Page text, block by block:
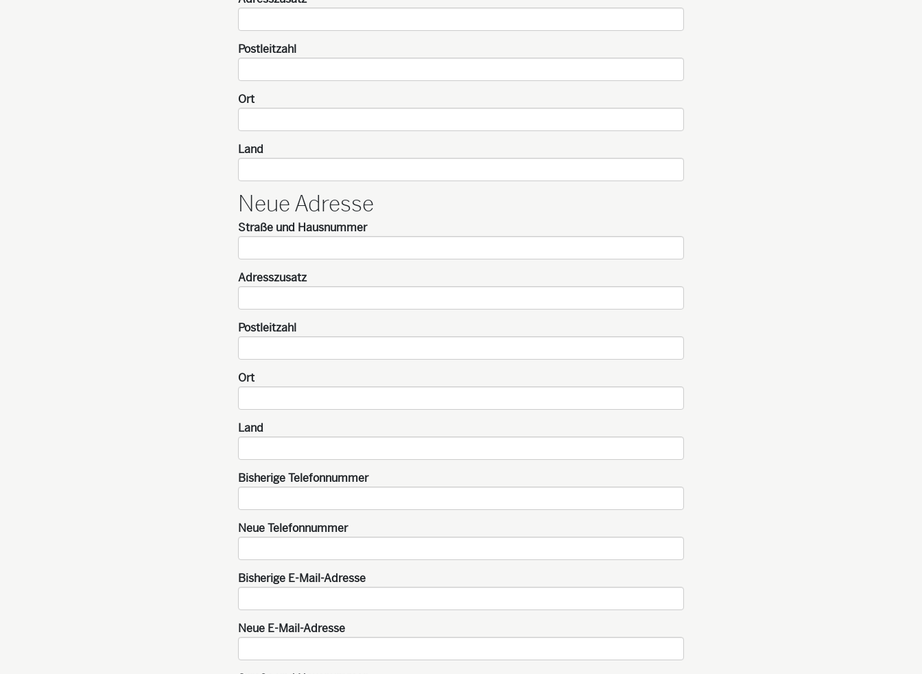
Postleitzahl
Ort
Land
Neue Adresse
Straße und Hausnummer
Adresszusatz
Postleitzahl
Ort
Land
Bisherige Telefonnummer
Neue Telefonnummer
Bisherige E-Mail-Adresse
Neue E-Mail-Adresse